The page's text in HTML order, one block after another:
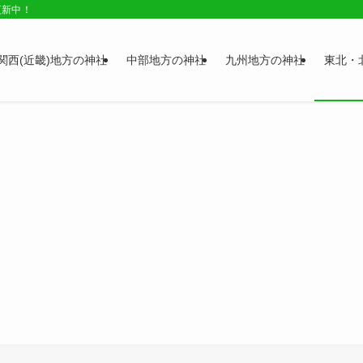
中！
西(近畿)地方の神社 中部地方の神社 九州地方の神社 東北・